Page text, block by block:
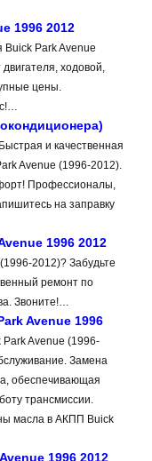
1996 2012
Park Avenue
ходовой,
цены.
Быстрая и качественная
Avenue (1996-2012).
Профессионалы,
на заправку
1996 2012
2012)? Забудьте
ремонт по
Звоните!…
Avenue 1996
Avenue (1996-
Замена
обеспечивающая
трансмиссии.
масла в АКПП Buick
1996 2012